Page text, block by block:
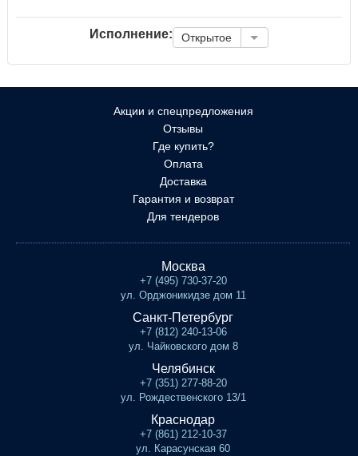
Исполнение: Открытое
Акции и спецпредложения
Отзывы
Где купить?
Оплата
Доставка
Гарантия и возврат
Для тендеров
Москва
+7 (495) 730-37-20
ул. Орджоникидзе дом 11
Санкт-Петербург
+7 (812) 240-13-06
ул. Чайковского дом 8
Челябинск
+7 (351) 277-88-20
ул. Рождественского 13/1
Краснодар
+7 (861) 212-10-37
ул. Карасунская 60